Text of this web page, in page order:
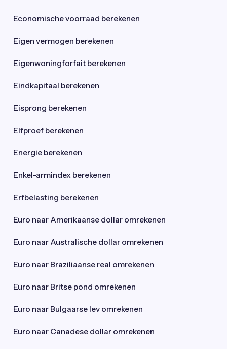
Economische voorraad berekenen
Eigen vermogen berekenen
Eigenwoningforfait berekenen
Eindkapitaal berekenen
Eisprong berekenen
Elfproef berekenen
Energie berekenen
Enkel-armindex berekenen
Erfbelasting berekenen
Euro naar Amerikaanse dollar omrekenen
Euro naar Australische dollar omrekenen
Euro naar Braziliaanse real omrekenen
Euro naar Britse pond omrekenen
Euro naar Bulgaarse lev omrekenen
Euro naar Canadese dollar omrekenen